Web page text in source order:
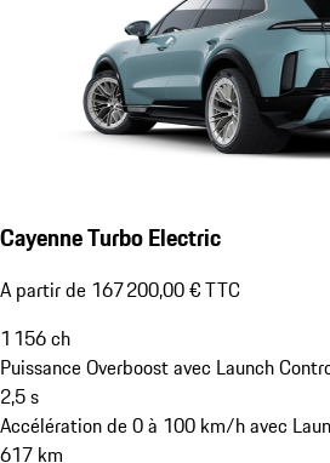
Cayenne Turbo Electric
A partir de 167 200,00 € TTC
1 156ch
Puissance Overboost avec Launch
2,5s
Accélération de 0 à 100 km/h avec
617 km